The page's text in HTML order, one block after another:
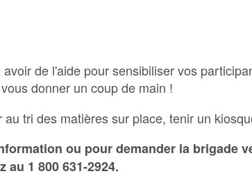
de l'aide pour sensibiliser vos
vous donner un coup de main !
au tri des matières sur place, tenir un
ou pour demander la brigade
au 1 800 631-2924.